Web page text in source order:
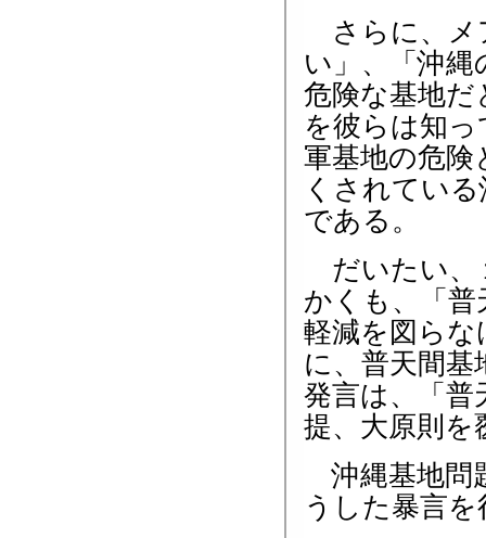
さらに、メ
い」、「沖縄
危険な基地
を彼らは知
軍基地の危
くされてい
である。
だいたい、
かくも、「普
軽減を図ら
に、普天間
発言は、「普
提、大原則
沖縄基地問
うした暴言